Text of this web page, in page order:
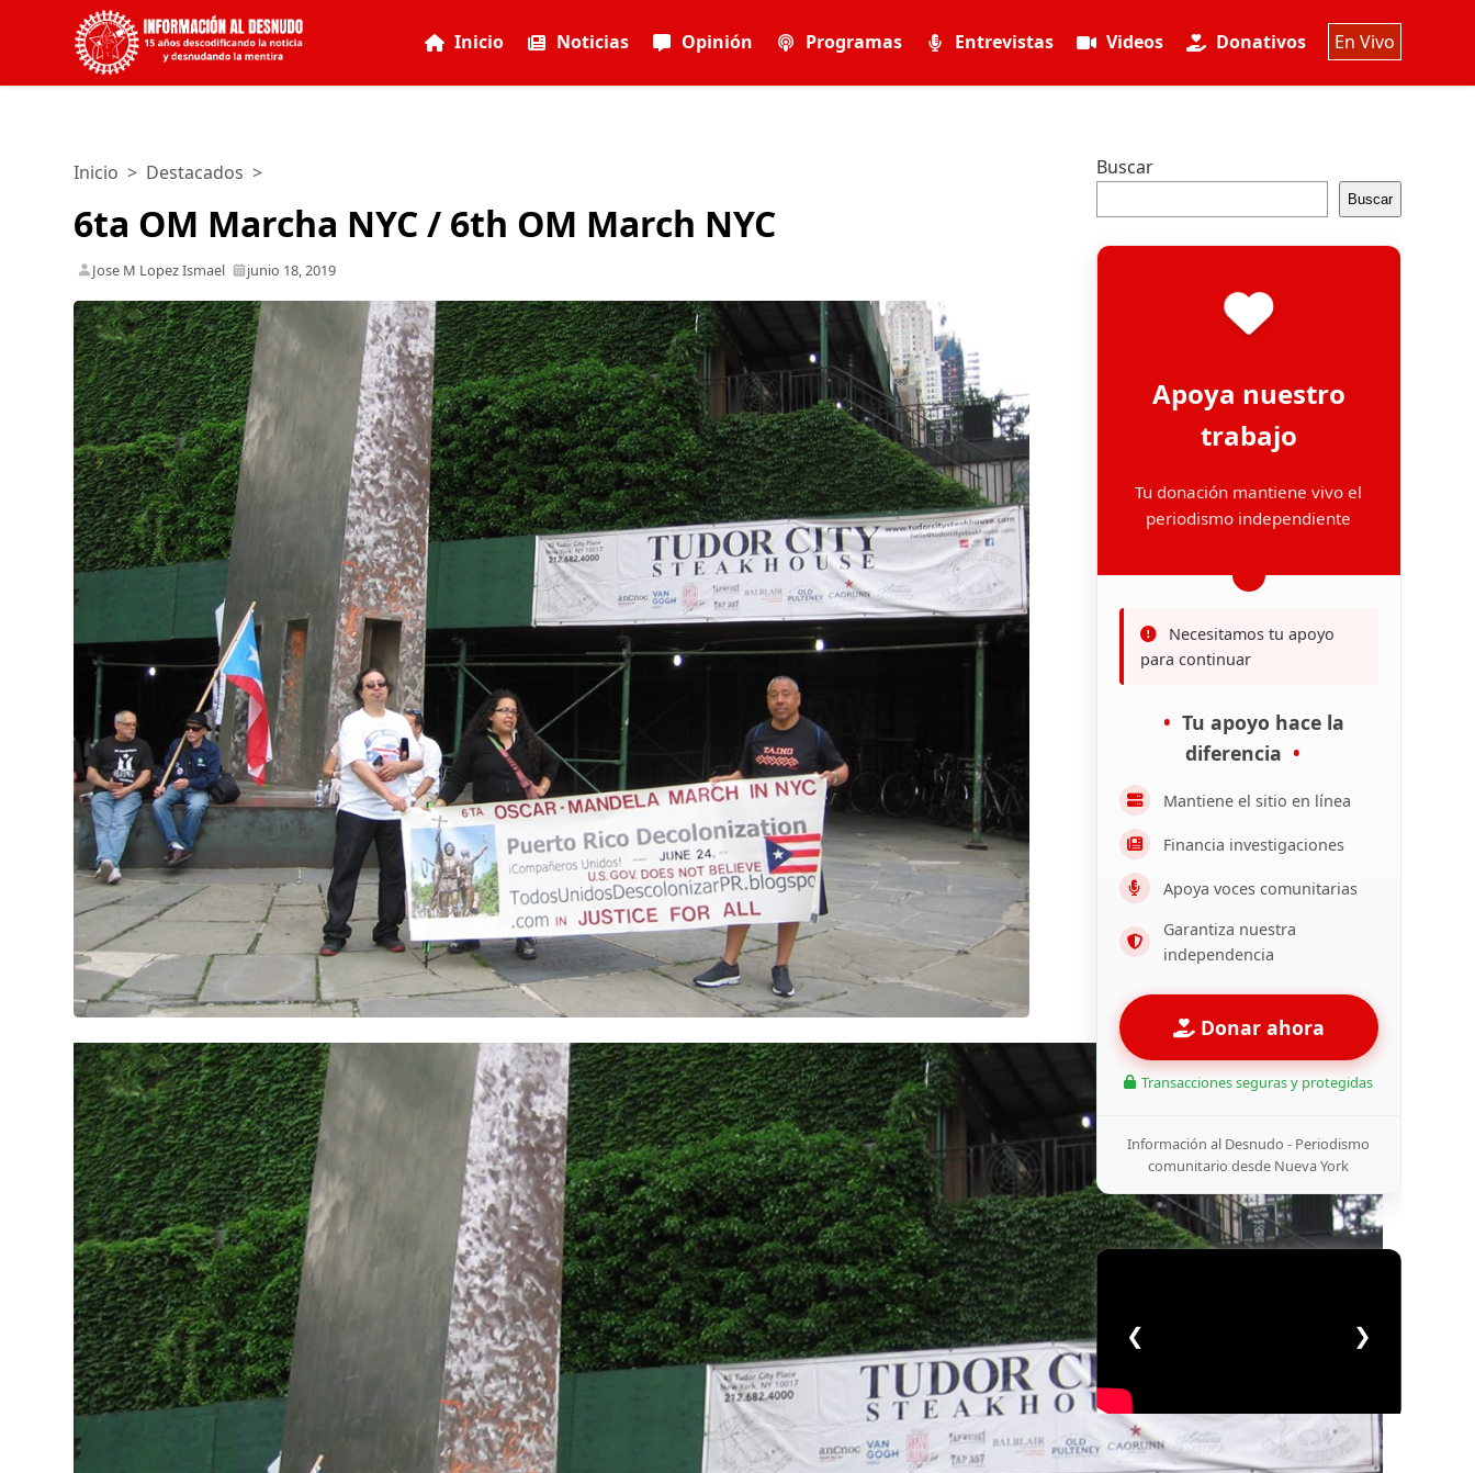
Inicio Noticias Opinión Programas Entrevistas Videos Donativos En Vivo
Inicio > Destacados >
6ta OM Marcha NYC / 6th OM March NYC
Jose M Lopez Ismael junio 18, 2019
Buscar
Buscar
Apoya nuestro
trabajo
Tu donación mantiene vivo el
periodismo independiente
Necesitamos tu apoyo
para continuar
Tu apoyo hace la
diferencia
Mantiene el sitio en línea
Financia investigaciones
Apoya voces comunitarias
Garantiza nuestra
independencia
Donar ahora
Transacciones seguras y protegidas
Información al Desnudo - Periodismo
comunitario desde Nueva York
❮ ❯